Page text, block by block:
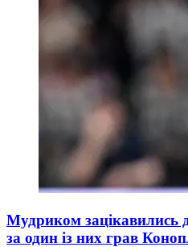
Мудриком зацікавились
за один із них грав